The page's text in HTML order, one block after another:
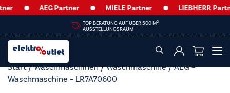
AEG Partner MIELE Partner LIEBHERR Partner
HEUTE GEÖFFNET VON
09:00 – 12:30 UHR & 14:00 – 18:00 UHR
Start/Waschmaschinen/Waschmaschine/ AEG –
Waschmaschine – LR7A70600